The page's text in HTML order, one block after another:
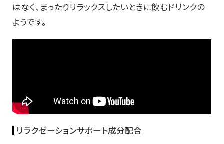
はなく、まったりリラックスしたいときに飲むドリンクの
ようです。
リラクゼーションサポート成分配合